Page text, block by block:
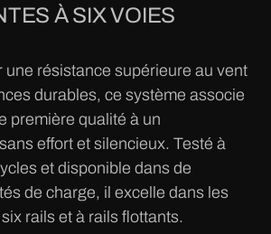
À SIX VOIES
une résistance supérieure au vent
durables, ce système associe
première qualité à un
effort et silencieux. Testé à
et disponible dans de
de charge, il excelle dans les
rails et à rails flottants.